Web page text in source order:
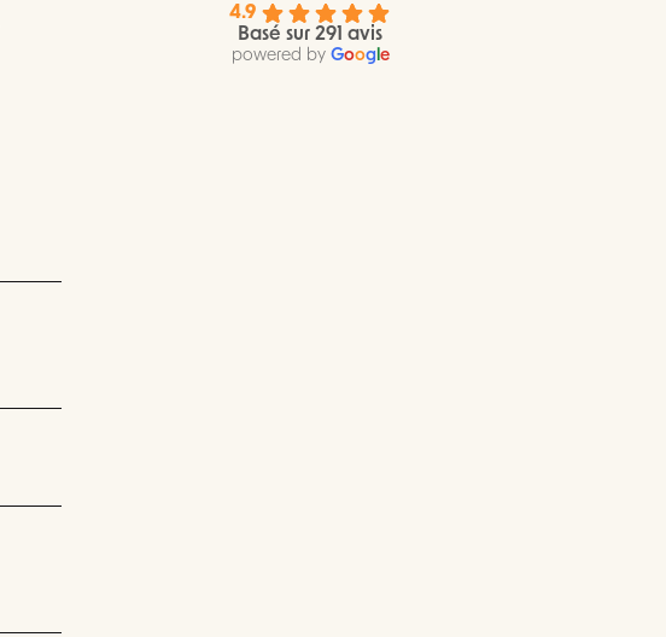
4.9
Basé sur 291 avis
powered by Google